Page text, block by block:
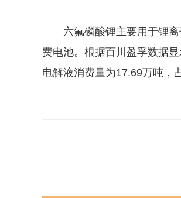
六氟磷酸锂主要用于锂
费电池。根据百川盈孚数据
电解液消费量为17.69万吨，